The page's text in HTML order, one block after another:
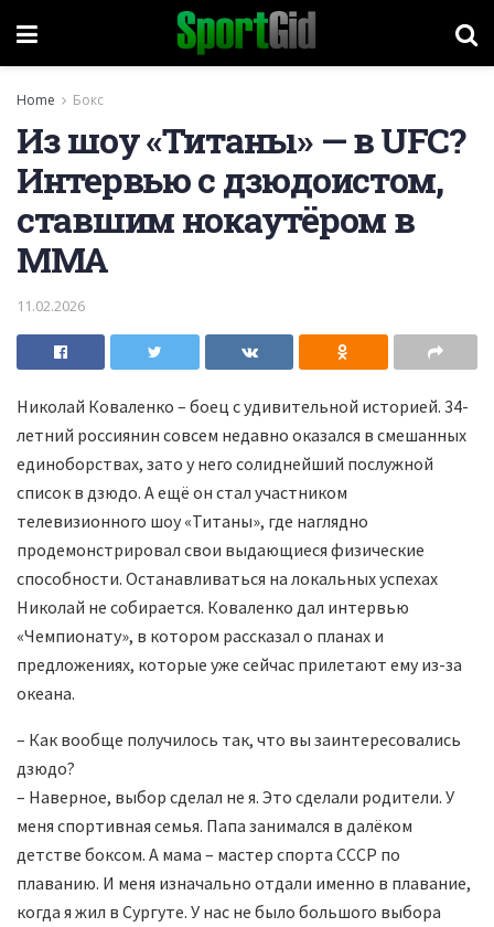
Home Бокс
Из шоу «Титаны» — в UFC?
Интервью с дзюдоистом,
ставшим нокаутёром в
ММА
11.02.2026
Николай Коваленко – боец с удивительной историей. 34-
летний россиянин совсем недавно оказался в смешанных
единоборствах, зато у него солиднейший послужной
список в дзюдо. А ещё он стал участником
телевизионного шоу «Титаны», где наглядно
продемонстрировал свои выдающиеся физические
способности. Останавливаться на локальных успехах
Николай не собирается. Коваленко дал интервью
«Чемпионату», в котором рассказал о планах и
предложениях, которые уже сейчас прилетают ему из-за
океана.
– Как вообще получилось так, что вы заинтересовались
дзюдо?
– Наверное, выбор сделал не я. Это сделали родители. У
меня спортивная семья. Папа занимался в далёком
детстве боксом. А мама – мастер спорта СССР по
плаванию. И меня изначально отдали именно в плавание,
когда я жил в Сургуте. У нас не было большого выбора